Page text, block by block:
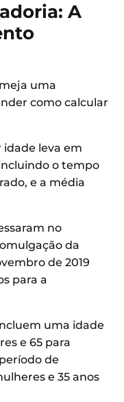
A
uma
como calcular
idade leva em
o tempo
e a média
no
da
de 2019
para a
uma idade
e 65 para
de
e 35 anos